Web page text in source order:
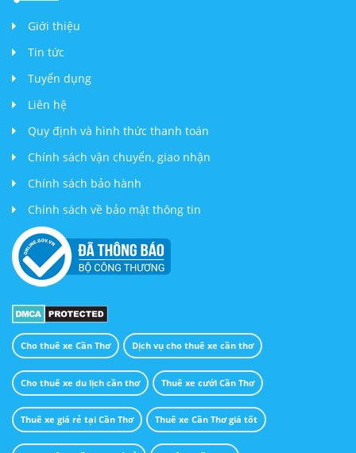
Giới thiệu
Tin tức
Tuyển dụng
Liên hệ
Quy định và hình thức thanh toán
Chính sách vận chuyển, giao nhận
Chính sách bảo hành
Chính sách về bảo mật thông tin
Cho thuê xe Cần Thơ Dịch vụ cho thuê xe cần thơ
Cho thuê xe du lịch cần thơ Thuê xe cưới Cần Thơ
Thuê xe giá rẻ tại Cần Thơ Thuê xe Cần Thơ giá tốt